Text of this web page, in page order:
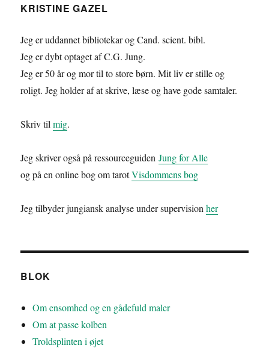
KRISTINE GAZEL
Jeg er uddannet bibliotekar og Cand. scient. bibl.
Jeg er dybt optaget af C.G. Jung.
Jeg er 50 år og mor til to store børn. Mit liv er stille og
roligt. Jeg holder af at skrive, læse og have gode samtaler.
Skriv tilmig.
Jeg skriver også på ressourceguidenJung for Alle
og på en online bog om tarotVisdommens bog
Jeg tilbyder jungiansk analyse under supervisionher
BLOK
Om ensomhed og en gådefuld maler
Om at passe kolben
Troldsplinten i øjet